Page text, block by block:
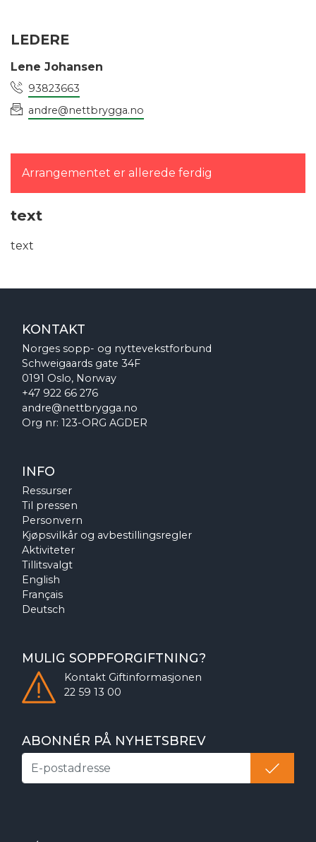
LEDERE
Lene Johansen
93823663
andre@nettbrygga.no
Arrangementet er allerede ferdig
text
text
KONTAKT
Norges sopp- og nyttevekstforbund
Schweigaards gate 34F
0191 Oslo, Norway
+47 922 66 276
andre@nettbrygga.no
Org nr: 123-ORG AGDER
INFO
Ressurser
Til pressen
Personvern
Kjøpsvilkår og avbestillingsregler
Aktiviteter
Tillitsvalgt
English
Français
Deutsch
MULIG SOPPFORGIFTNING?
Kontakt Giftinformasjonen
22 59 13 00
ABONNÉR PÅ NYHETSBREV